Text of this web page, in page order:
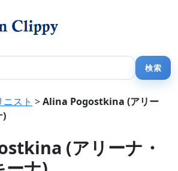
スト >Alina Pogostkina (アリー
)
(アリーナ・